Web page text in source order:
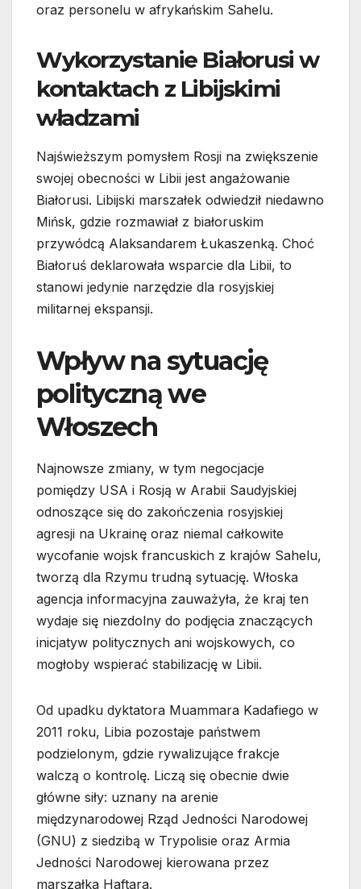
oraz personelu w afrykańskim Sahelu.
Wykorzystanie Białorusi w
kontaktach z Libijskimi
władzami
Najświeższym pomysłem Rosji na zwiększenie
swojej obecności w Libii jest angażowanie
Białorusi. Libijski marszałek odwiedził niedawno
Mińsk, gdzie rozmawiał z białoruskim
przywódcą Alaksandarem Łukaszenką. Choć
Białoruś deklarowała wsparcie dla Libii, to
stanowi jedynie narzędzie dla rosyjskiej
militarnej ekspansji.
Wpływ na sytuację
polityczną we
Włoszech
Najnowsze zmiany, w tym negocjacje
pomiędzy USA i Rosją w Arabii Saudyjskiej
odnoszące się do zakończenia rosyjskiej
agresji na Ukrainę oraz niemal całkowite
wycofanie wojsk francuskich z krajów Sahelu,
tworzą dla Rzymu trudną sytuację. Włoska
agencja informacyjna zauważyła, że kraj ten
wydaje się niezdolny do podjęcia znaczących
inicjatyw politycznych ani wojskowych, co
mogłoby wspierać stabilizację w Libii.
Od upadku dyktatora Muammara Kadafiego w
2011 roku, Libia pozostaje państwem
podzielonym, gdzie rywalizujące frakcje
walczą o kontrolę. Liczą się obecnie dwie
główne siły: uznany na arenie
międzynarodowej Rząd Jedności Narodowej
(GNU) z siedzibą w Trypolisie oraz Armia
Jedności Narodowej kierowana przez
marszałka Haftara.